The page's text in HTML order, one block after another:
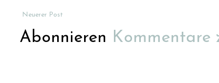
Neuerer Post
Abonnieren Kommentare